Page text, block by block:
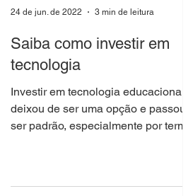
Saiba como investir em
tecnologia
Investir em tecnologia educacional
deixou de ser uma opção e passou a
ser padrão, especialmente por termos
24 de jun. de 2022 3 min de leitura